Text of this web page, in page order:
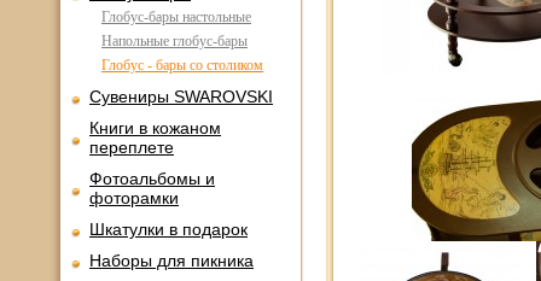
Глобус-бары настольные
Напольные глобус-бары
Глобус - бары со столиком
Сувениры SWAROVSKI
Книги в кожаном
переплете
Фотоальбомы и
фоторамки
Шкатулки в подарок
Наборы для пикника